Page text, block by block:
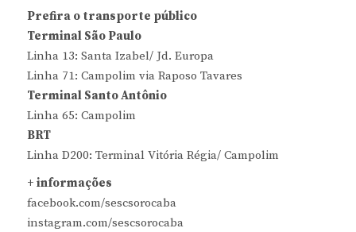
Prefira o transporte público
Terminal São Paulo
Linha 13: Santa Izabel/ Jd. Europa
Linha 71: Campolim via Raposo Tavares
Terminal Santo Antônio
Linha 65: Campolim
BRT
Linha D200: Terminal Vitória Régia/ Campolim
+ informações
facebook.com/sescsorocaba
instagram.com/sescsorocaba